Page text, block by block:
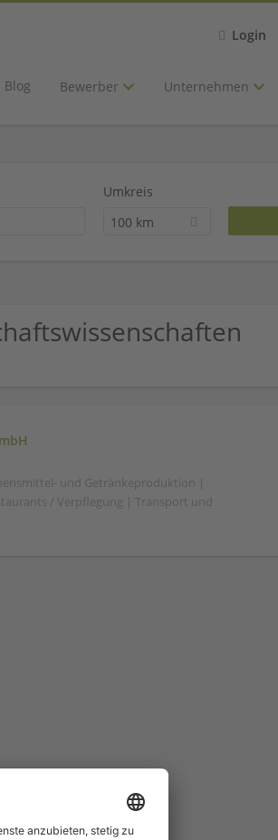
Login
Blog Bewerber Unternehmen
Umkreis
100 km
und Getränkeproduktion |
/ Verpflegung | Transport und